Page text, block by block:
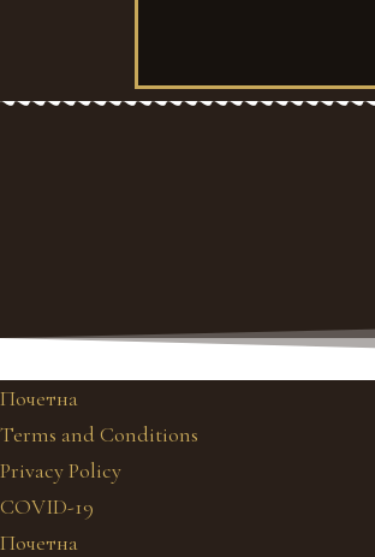
Почетна
Terms and Conditions
Privacy Policy
COVID-19
Почетна